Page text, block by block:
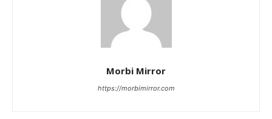
Morbi Mirror
https://morbimirror.com